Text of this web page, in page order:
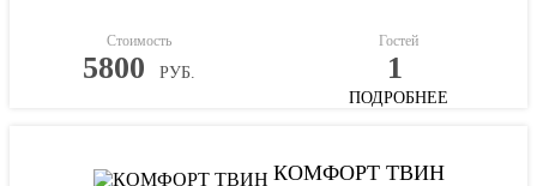
Стоимость
5800 РУБ.
Гостей
1
ПОДРОБНЕЕ
КОМФОРТ ТВИН